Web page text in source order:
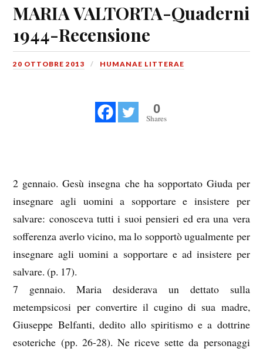
MARIA VALTORTA-Quaderni
1944-Recensione
20 OTTOBRE 2013 HUMANAE LITTERAE
0
Shares
2 gennaio. Gesù insegna che ha sopportato Giuda per
insegnare agli uomini a sopportare e insistere per
salvare: conosceva tutti i suoi pensieri ed era una vera
sofferenza averlo vicino, ma lo sopportò ugualmente per
insegnare agli uomini a sopportare e ad insistere per
salvare. (p. 17).
7 gennaio. Maria desiderava un dettato sulla
metempsicosi per convertire il cugino di sua madre,
Giuseppe Belfanti, dedito allo spiritismo e a dottrine
esoteriche (pp. 26-28). Ne riceve sette da personaggi